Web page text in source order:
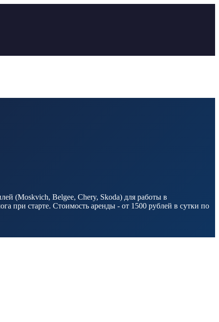
(Moskvich, Belgee, Chery, Skoda) для работы в
при старте. Стоимость аренды - от 1500 рублей в сутки по